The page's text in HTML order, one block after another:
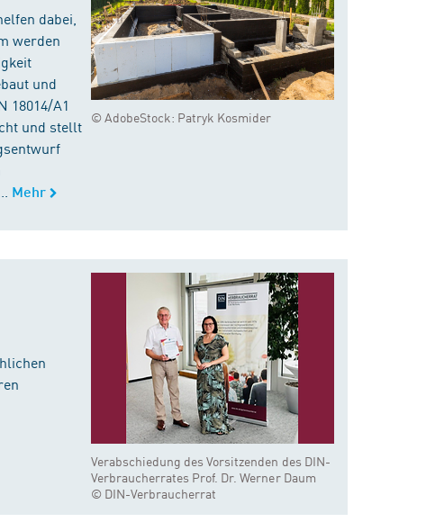
© AdobeStock: Patryk Kosmider
dabei,
werden
und
18014/A1
und stellt
Mehr
Verabschiedung des Vorsitzenden des DIN-
Verbraucherrates Prof. Dr. Werner Daum
© DIN-Verbraucherrat